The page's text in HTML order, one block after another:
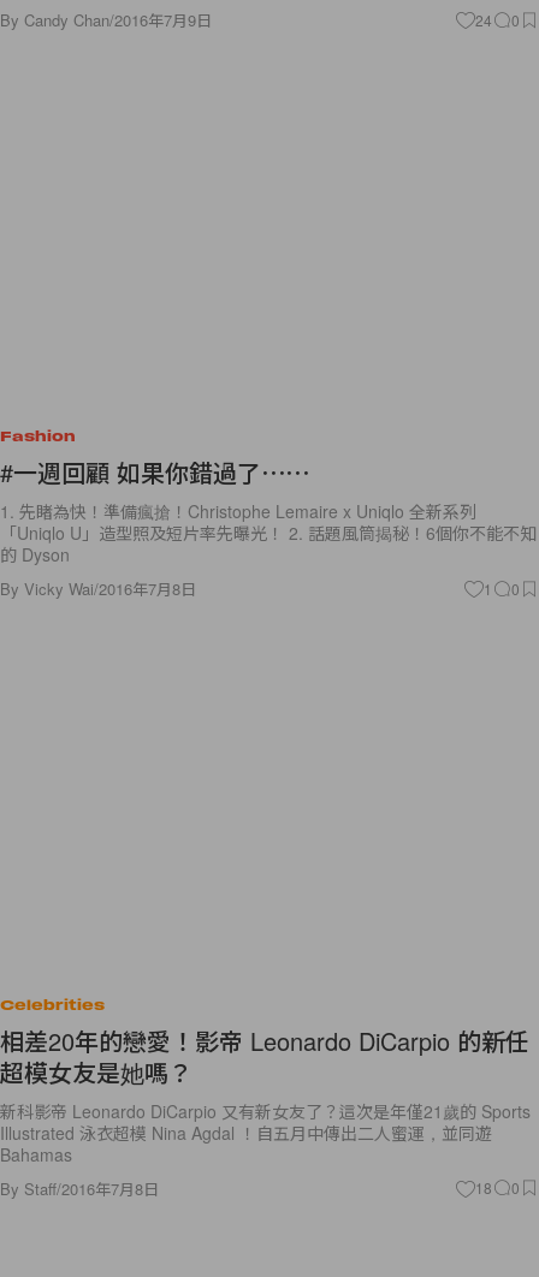
By Candy Chan/2016年7月9日 24 0
Fashion
#一週回顧 如果你錯過了⋯⋯
1. 先睹為快！準備瘋搶！Christophe Lemaire x Uniqlo 全新系列
「Uniqlo U」造型照及短片率先曝光！ 2. 話題風筒揭秘！6個你不能不知
的 Dyson
By Vicky Wai/2016年7月8日 1 0
Celebrities
相差20年的戀愛！影帝 Leonardo DiCarpio 的新任
超模女友是她嗎？
新科影帝 Leonardo DiCarpio 又有新女友了？這次是年僅21歲的 Sports
Illustrated 泳衣超模 Nina Agdal ！自五月中傳出二人蜜運，並同遊
Bahamas
By Staff/2016年7月8日 18 0